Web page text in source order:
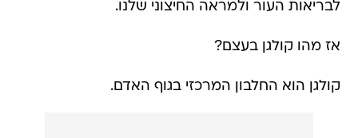
לבריאות העור ולמראה החיצוני שלנו.
אז מהו קולגן בעצם?
קולגן הוא החלבון המרכזי בגוף האדם.